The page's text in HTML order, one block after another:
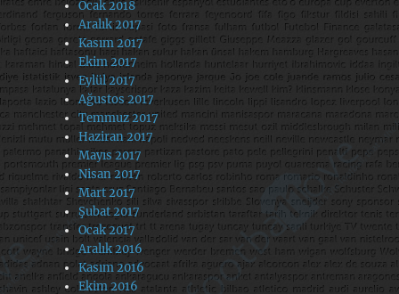
Ocak 2018
Aralık 2017
Kasım 2017
Ekim 2017
Eylül 2017
Ağustos 2017
Temmuz 2017
Haziran 2017
Mayıs 2017
Nisan 2017
Mart 2017
Şubat 2017
Ocak 2017
Aralık 2016
Kasım 2016
Ekim 2016